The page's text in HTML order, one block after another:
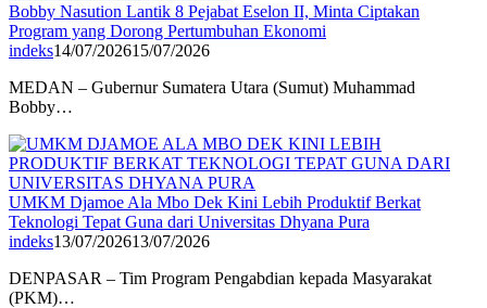
Bobby Nasution Lantik 8 Pejabat Eselon II, Minta Ciptakan
Program yang Dorong Pertumbuhan Ekonomi
indeks14/07/202615/07/2026
MEDAN – Gubernur Sumatera Utara (Sumut) Muhammad
Bobby…
UMKM Djamoe Ala Mbo Dek Kini Lebih Produktif Berkat
Teknologi Tepat Guna dari Universitas Dhyana Pura
indeks13/07/202613/07/2026
DENPASAR – Tim Program Pengabdian kepada Masyarakat
(PKM)…